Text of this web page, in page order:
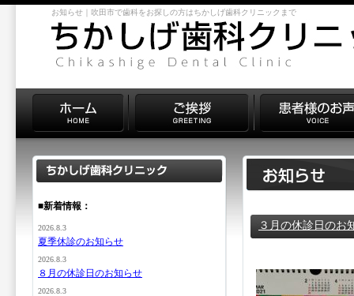
お知らせ｜吹田市で歯科をお探しの方はちかしげ歯科クリニックまで
３月の休診日のお
■新着情報：
2026.8.3
夏季休診のお知らせ
2026.8.3
８月の休診日のお知らせ
2026.8.3